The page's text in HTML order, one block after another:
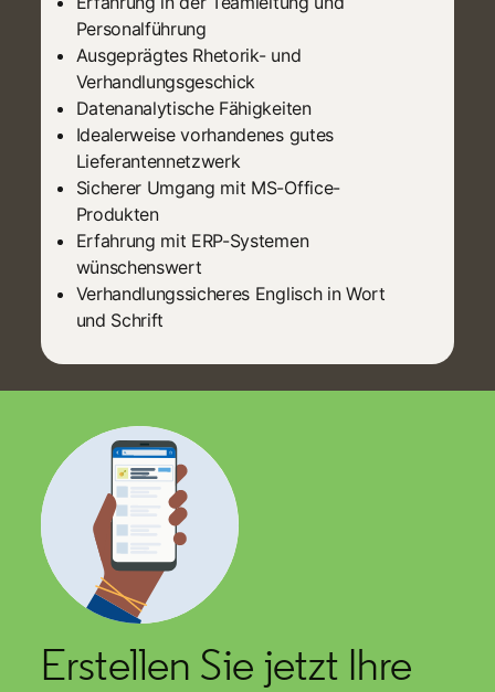
Personalführung
Ausgeprägtes Rhetorik- und
Verhandlungsgeschick
Datenanalytische Fähigkeiten
Idealerweise vorhandenes gutes
Lieferantennetzwerk
Sicherer Umgang mit MS-Office-
Produkten
Erfahrung mit ERP-Systemen
wünschenswert
Verhandlungssicheres Englisch in Wort
und Schrift
Erstellen Sie jetzt Ihre